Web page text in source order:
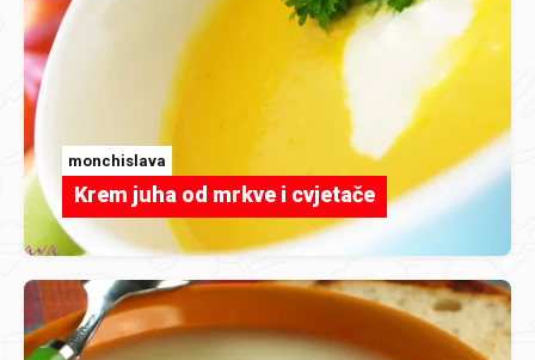
monchislava
Krem juha od mrkve i cvjetače